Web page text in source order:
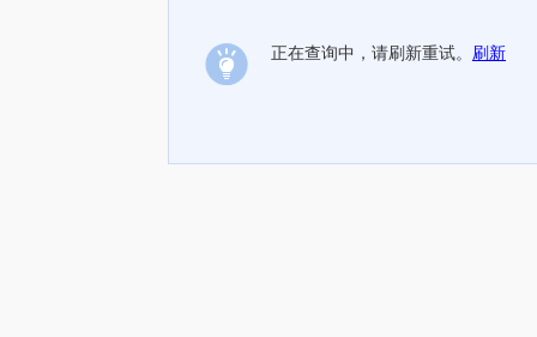
正在查询中，请刷新重试。 刷新